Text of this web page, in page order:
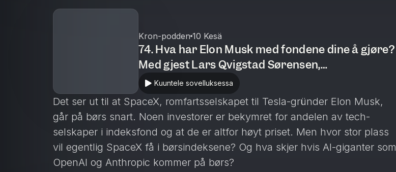
Kron-podden 10 Kesä
74. Hva har Elon Musk med fondene dine å gjøre?
Med gjest Lars Qvigstad Sørensen,
porteføljeforvalter i Storebrand
Kuuntele sovelluksessa
Det ser ut til at SpaceX, romfartsselskapet til Tesla-gründer Elon Musk,
går på børs snart. Noen investorer er bekymret for andelen av tech-
selskaper i indeksfond og at de er altfor høyt priset. Men hvor stor plass
vil egentlig SpaceX få i børsindeksene? Og hva skjer hvis AI-giganter som
OpenAI og Anthropic kommer på børs?